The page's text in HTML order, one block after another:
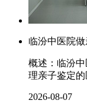
临汾中医院
概述：临汾
理亲子鉴定
2026-08-07